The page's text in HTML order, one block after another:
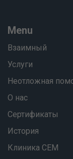
Menu
Взаимный
Услуги
Неотложная
О нас
Сертификаты
История
Клиника СЕМ